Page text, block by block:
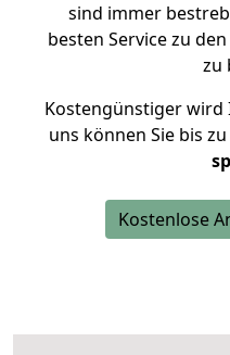
sind immer
besten Service zu den
zu
Kostengünstiger wird
uns können Sie bis zu
Kostenlose